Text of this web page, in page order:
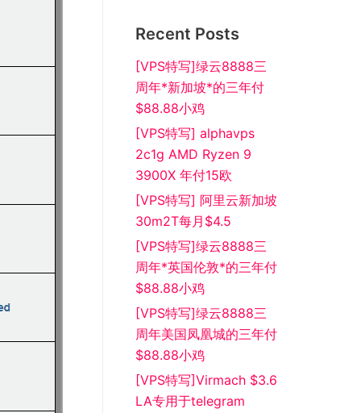
Recent Posts
[VPS特写]绿云8888三
周年*新加坡*的三年付
$88.88小鸡
[VPS特写] alphavps
2c1g AMD Ryzen 9
3900X 年付15欧
[VPS特写] 阿里云新加坡
30m2T每月$4.5
[VPS特写]绿云8888三
周年*英国伦敦*的三年付
$88.88小鸡
[VPS特写]绿云8888三
周年美国凤凰城的三年付
$88.88小鸡
[VPS特写]Virmach $3.6
LA专用于telegram